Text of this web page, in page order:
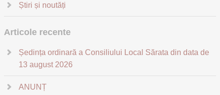
Știri și noutăți
Articole recente
Ședința ordinară a Consiliului Local Sărata din data de
13 august 2026
ANUNȚ